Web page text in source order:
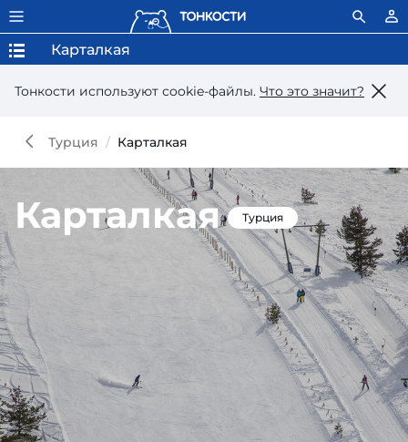
Тонкости используют сookie-файлы. Что это значит?
Карталкая
Турция Карталкая
Карталкая Турция